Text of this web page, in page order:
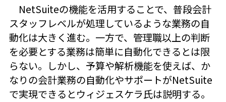
NetSuiteの機能を活用することで、普段会計
スタッフレベルが処理しているような業務の自
動化は大きく進む。一方で、管理職以上の判断
を必要とする業務は簡単に自動化できるとは限
らない。しかし、予算や解析機能を使えば、か
なりの会計業務の自動化やサポートがNetSuite
で実現できるとウィジェスケラ氏は説明する。